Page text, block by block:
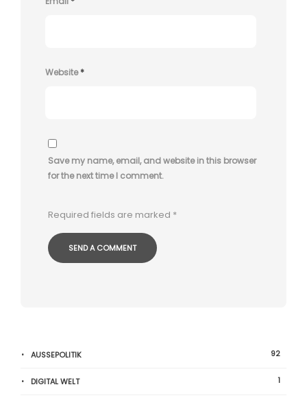
Website*
Save my name, email, and website in this browser
for the next time I comment.
Required fields are marked *
AUSSEPOLITIK 92
DIGITAL WELT 1